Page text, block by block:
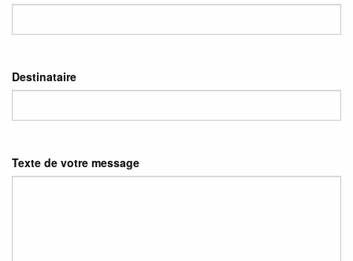
Destinataire
Texte de votre message